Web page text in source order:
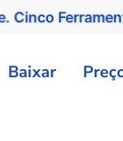
Cinco
Baixar